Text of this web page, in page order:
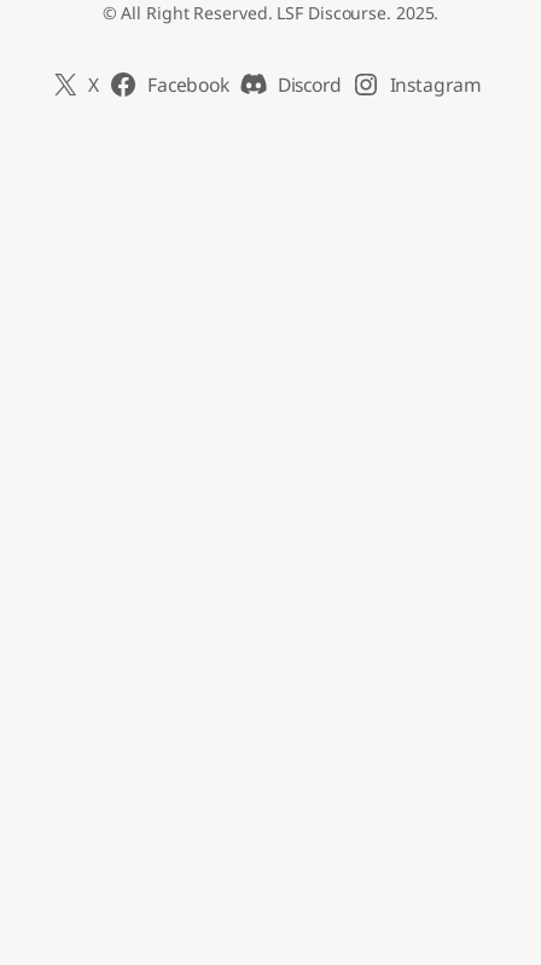
© All Right Reserved. LSF Discourse. 2025.
X Facebook Discord Instagram